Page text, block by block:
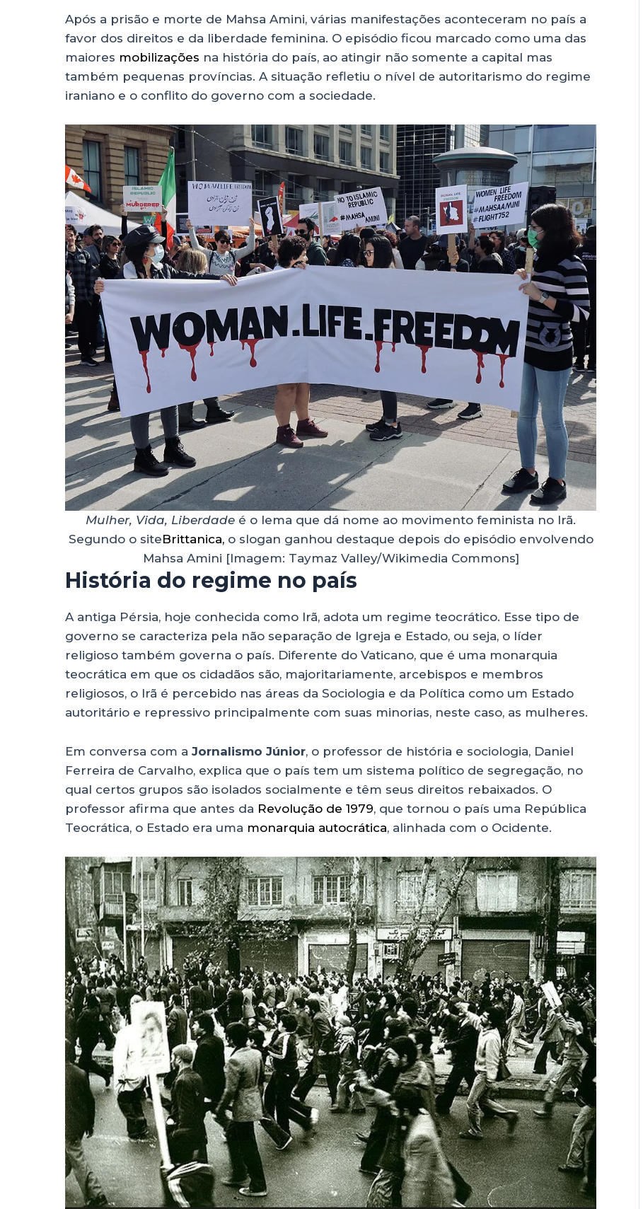
Após a prisão e morte de Mahsa Amini, várias manifestações aconteceram no país a
favor dos direitos e da liberdade feminina. O episódio ficou marcado como uma das
maiores mobilizações na história do país, ao atingir não somente a capital mas
também pequenas províncias. A situação refletiu o nível de autoritarismo do regime
iraniano e o conflito do governo com a sociedade.
Mulher, Vida, Liberdade é o lema que dá nome ao movimento feminista no Irã.
Segundo o siteBrittanica,o slogan ganhou destaque depois do episódio envolvendo
Mahsa Amini [Imagem: Taymaz Valley/Wikimedia Commons]
História do regime no país
A antiga Pérsia, hoje conhecida como Irã, adota um regime teocrático. Esse tipo de
governo se caracteriza pela não separação de Igreja e Estado, ou seja, o líder
religioso também governa o país. Diferente do Vaticano, que é uma monarquia
teocrática em que os cidadãos são, majoritariamente, arcebispos e membros
religiosos, o Irã é percebido nas áreas da Sociologia e da Política como um Estado
autoritário e repressivo principalmente com suas minorias, neste caso, as mulheres.
Em conversa com a Jornalismo Júnior, o professor de história e sociologia, Daniel
Ferreira de Carvalho, explica que o país tem um sistema político de segregação, no
qual certos grupos são isolados socialmente e têm seus direitos rebaixados. O
professor afirma que antes da Revolução de 1979, que tornou o país uma República
Teocrática, o Estado era uma monarquia autocrática, alinhada com o Ocidente.